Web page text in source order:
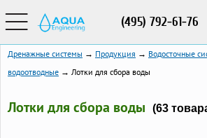
(495) 792-61-76
Дренажные системы → Продукция → Водосточные
водоотводные → Лотки для сбора воды
Лотки для сбора воды (63